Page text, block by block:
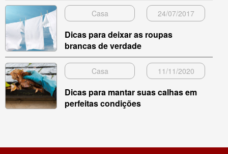
Casa 24/07/2017
Dicas para deixar as roupas
brancas de verdade
Casa 11/11/2020
Dicas para mantar suas calhas em
perfeitas condições